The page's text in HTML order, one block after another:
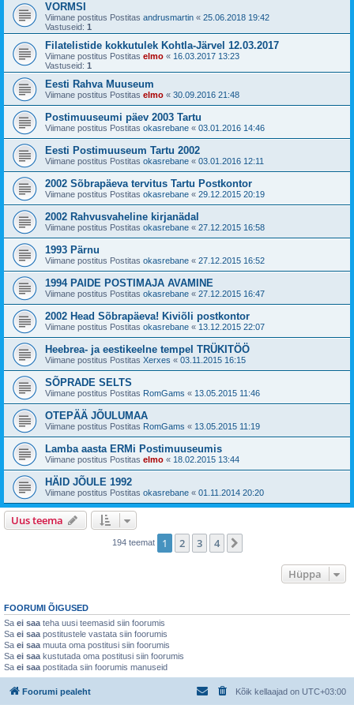
VORMSI
Viimane postitus Postitas andrusmartin « 25.06.2018 19:42
Vastuseid: 1
Filatelistide kokkutulek Kohtla-Järvel 12.03.2017
Viimane postitus Postitas elmo « 16.03.2017 13:23
Vastuseid: 1
Eesti Rahva Muuseum
Viimane postitus Postitas elmo « 30.09.2016 21:48
Postimuuseumi päev 2003 Tartu
Viimane postitus Postitas okasrebane « 03.01.2016 14:46
Eesti Postimuuseum Tartu 2002
Viimane postitus Postitas okasrebane « 03.01.2016 12:11
2002 Sõbrapäeva tervitus Tartu Postkontor
Viimane postitus Postitas okasrebane « 29.12.2015 20:19
2002 Rahvusvaheline kirjanädal
Viimane postitus Postitas okasrebane « 27.12.2015 16:58
1993 Pärnu
Viimane postitus Postitas okasrebane « 27.12.2015 16:52
1994 PAIDE POSTIMAJA AVAMINE
Viimane postitus Postitas okasrebane « 27.12.2015 16:47
2002 Head Sõbrapäeva! Kiviõli postkontor
Viimane postitus Postitas okasrebane « 13.12.2015 22:07
Heebrea- ja eestikeelne tempel TRÜKITÖÖ
Viimane postitus Postitas Xerxes « 03.11.2015 16:15
SÕPRADE SELTS
Viimane postitus Postitas RomGams « 13.05.2015 11:46
OTEPÄÄ JÕULUMAA
Viimane postitus Postitas RomGams « 13.05.2015 11:19
Lamba aasta ERMi Postimuuseumis
Viimane postitus Postitas elmo « 18.02.2015 13:44
HÄID JÕULE 1992
Viimane postitus Postitas okasrebane « 01.11.2014 20:20
Uus teema
194 teemat 1 2 3 4
Hüppa
FOORUMI ÕIGUSED
Sa ei saa teha uusi teemasid siin foorumis
Sa ei saa postitustele vastata siin foorumis
Sa ei saa muuta oma postitusi siin foorumis
Sa ei saa kustutada oma postitusi siin foorumis
Sa ei saa postitada siin foorumis manuseid
Foorumi pealeht Kõik kellaajad on UTC+03:00